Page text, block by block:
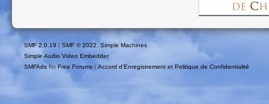
SMF 2.0.19 | SMF © 2022
Simple Machines
Simple Audio Video Embedder
SMFAdsfor Free Forums | Accord d'Enregistrement et Politique de Confidentialité